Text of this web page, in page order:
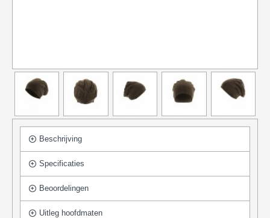
Beschrijving
Specificaties
Beoordelingen
Uitleg hoofdmaten